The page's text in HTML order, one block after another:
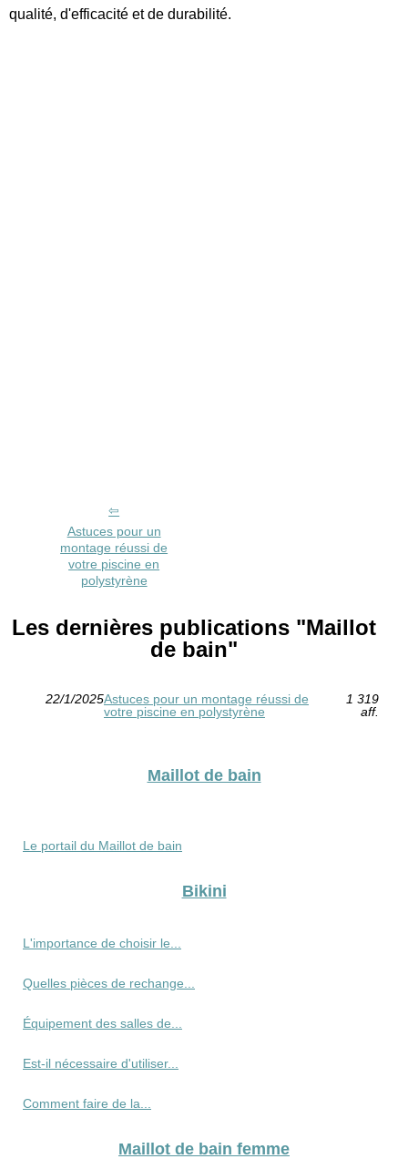
qualité, d'efficacité et de durabilité.
Astuces pour un
montage réussi de
votre piscine en
polystyrène
Les dernières publications "Maillot
de bain"
22/1/2025Astuces pour un montage réussi de
votre piscine en polystyrène
1 319
aff.
Maillot de bain
Le portail du Maillot de bain
Bikini
L'importance de choisir le...
Quelles pièces de rechange...
Équipement des salles de...
Est-il nécessaire d'utiliser...
Comment faire de la...
Maillot de bain femme